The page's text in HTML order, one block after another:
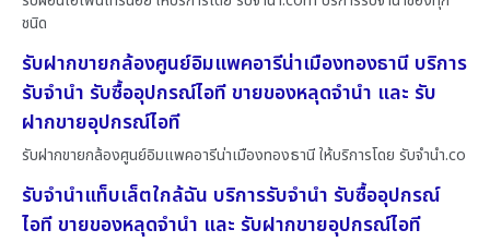
ชนิด
รับฝากขายกล้องศูนย์อิมแพคอารีน่าเมืองทองธานี บริการ
รับจำนำ รับซื้ออุปกรณ์ไอที ขายของหลุดจำนำ และ รับ
ฝากขายอุปกรณ์ไอที
รับฝากขายกล้องศูนย์อิมแพคอารีน่าเมืองทองธานี ให้บริการโดย รับจํานํา.co
รับจำนำแท็บเล็ตใกล้ฉัน บริการรับจำนำ รับซื้ออุปกรณ์
ไอที ขายของหลุดจำนำ และ รับฝากขายอุปกรณ์ไอที